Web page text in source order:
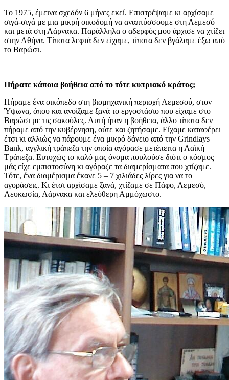
Το 1975, έμεινα σχεδόν 6 μήνες εκεί. Επιστρέψαμε κι αρχίσαμε
σιγά-σιγά με μια μικρή οικοδομή να αναπτύσσουμε στη Λεμεσό
και μετά στη Λάρνακα. Παράλληλα ο αδερφός μου άρχισε να χτίζει
στην Αθήνα. Τίποτα λεφτά δεν είχαμε, τίποτα δεν βγάλαμε έξω από
το Βαρώσι.
Πήρατε κάποια βοήθεια από το τότε κυπριακό κράτος;
Πήραμε ένα οικόπεδο στη βιομηχανική περιοχή Λεμεσού, στον
Ύψωνα, όπου και ανοίξαμε ξανά το εργοστάσιο που είχαμε στο
Βαρώσι με τις σακούλες. Αυτή ήταν η βοήθεια, άλλο τίποτα δεν
πήραμε από την κυβέρνηση, ούτε και ζητήσαμε. Είχαμε καταφέρει
έτσι κι αλλιώς να πάρουμε ένα μικρό δάνειο από την Grindlays
Bank, αγγλική τράπεζα την οποία αγόρασε μετέπειτα η Λαϊκή
Τράπεζα. Ευτυχώς το καλό μας όνομα πουλούσε διότι ο κόσμος
μάς είχε εμπιστοσύνη κι αγόραζε τα διαμερίσματα που χτίζαμε.
Τότε, ένα διαμέρισμα έκανε 5 – 7 χιλιάδες λίρες για να το
αγοράσεις. Κι έτσι αρχίσαμε ξανά, χτίζαμε σε Πάφο, Λεμεσό,
Λευκωσία, Λάρνακα και ελεύθερη Αμμόχωστο.